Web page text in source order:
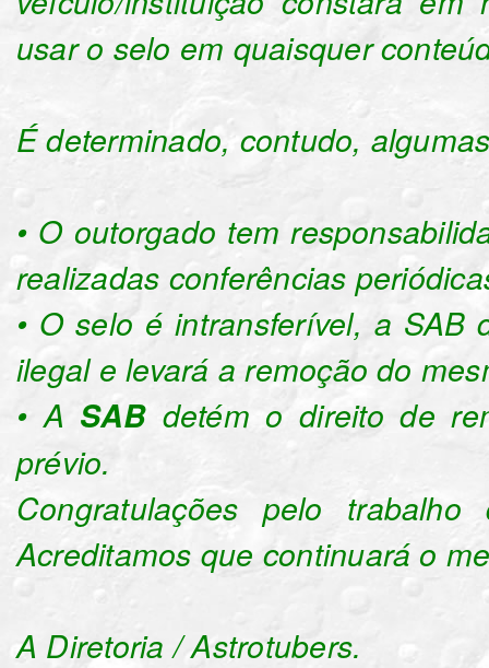
usar o selo em quaisquer
É determinado, contudo,
• O outorgado tem
realizadas conferências
• O selo é intransferível, a
ilegal e levará a remoção do
• A SAB detém o direito de
prévio.
Congratulações pelo
Acreditamos que continuará o
A Diretoria / Astrotubers.